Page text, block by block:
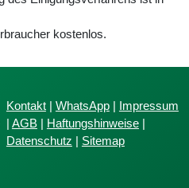
kostenlos.
Kontakt| WhatsApp| Impressum
| AGB| Haftungshinweise|
Datenschutz | Sitemap